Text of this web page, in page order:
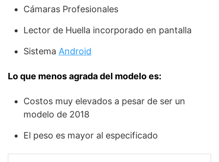
Cámaras Profesionales
Lector de Huella incorporado en pantalla
Sistema Android
Lo que menos agrada del modelo es:
Costos muy elevados a pesar de ser un
modelo de 2018
El peso es mayor al especificado